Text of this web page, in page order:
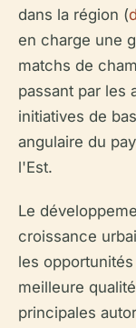
dans la région (
en charge une
matchs de
passant par les
initiatives de
angulaire du
l'Est.
Le
croissance
les
meilleure
principales